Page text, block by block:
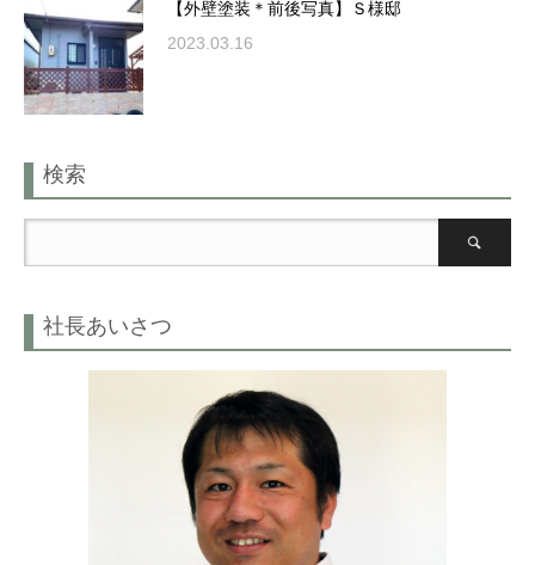
【外壁塗装＊前後写真】Ｓ様邸
2023.03.16
検索
社長あいさつ